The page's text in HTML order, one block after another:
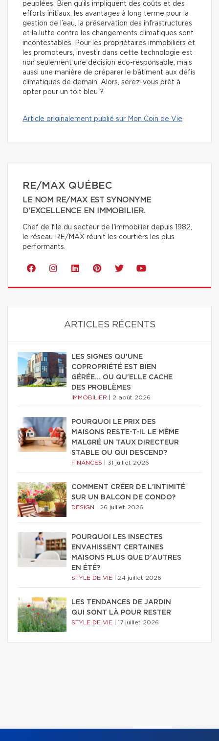
peuplées. Bien qu’ils impliquent des coûts et des
efforts initiaux, les avantages à long terme pour la
gestion de l’eau, la préservation des infrastructures
et la lutte contre les changements climatiques sont
incontestables. Pour les propriétaires immobiliers et
les promoteurs, investir dans cette technologie est
non seulement une décision éco-responsable, mais
aussi une manière de préparer le bâtiment aux défis
climatiques de demain. Alors, serez-vous prêt à
opter pour un toit bleu ?
Article originalement publié sur Mon Coin de Vie
RE/MAX QUÉBEC
LE NOM RE/MAX EST SYNONYME
D'EXCELLENCE EN IMMOBILIER.
Chef de file du secteur de l'immobilier depuis 1982,
le réseau RE/MAX réunit les courtiers les plus
performants.
ARTICLES RÉCENTS
LES SIGNES QU'UNE
COPROPRIÉTÉ EST BIEN
GÉRÉE… OU QU'ELLE CACHE
DES PROBLÈMES
IMMOBILIER 2 août 2026
POURQUOI LE PRIX DES
MAISONS RESTE-T-IL LE MÊME
MALGRÉ UN TAUX DIRECTEUR
STABLE OU QUI DESCEND?
FINANCES 31 juillet 2026
COMMENT CRÉER DE L'INTIMITÉ
SUR UN BALCON DE CONDO?
DESIGN 26 juillet 2026
POURQUOI LES INSECTES
ENVAHISSENT CERTAINES
MAISONS PLUS QUE D'AUTRES
EN ÉTÉ?
STYLE DE VIE 24 juillet 2026
LES TENDANCES DE JARDIN
QUI SONT LÀ POUR RESTER
STYLE DE VIE 17 juillet 2026